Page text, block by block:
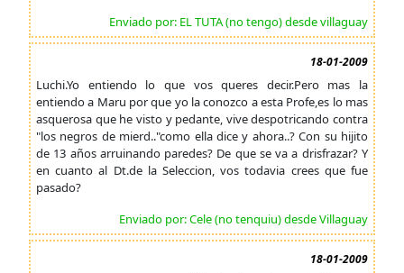
Enviado por: EL TUTA (no tengo) desde villaguay
18-01-2009
Luchi.Yo entiendo lo que vos queres decir.Pero mas la
entiendo a Maru por que yo la conozco a esta Profe,es lo mas
asquerosa que he visto y pedante, vive despotricando contra
"los negros de mierd.."como ella dice y ahora..? Con su hijito
de 13 años arruinando paredes? De que se va a drisfrazar? Y
en cuanto al Dt.de la Seleccion, vos todavia crees que fue
pasado?
Enviado por: Cele (no tenquiu) desde Villaguay
18-01-2009